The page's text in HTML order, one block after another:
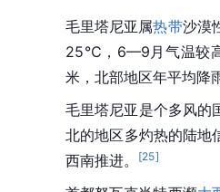
毛里塔尼亚属热带沙漠
25℃，6—9月气温较
米， 北部地区年平均降
毛里塔尼亚是个多风的
北的地区多灼热的陆地
西南推进。
[25]